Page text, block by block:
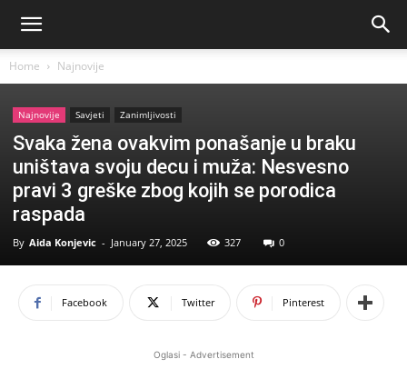
Home Najnovije
Najnovije Savjeti Zanimljivosti
Svaka žena ovakvim ponašanje u braku
uništava svoju decu i muža: Nesvesno
pravi 3 greške zbog kojih se porodica
raspada
By Aida Konjevic - January 27, 2025 327 0
Facebook Twitter Pinterest
Oglasi - Advertisement